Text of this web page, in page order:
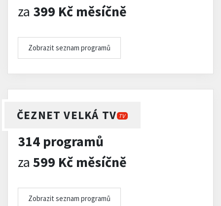
za 399 Kč měsíčně
Zobrazit seznam programů
ČEZNET VELKÁ TV TV
314 programů
za 599 Kč měsíčně
Zobrazit seznam programů